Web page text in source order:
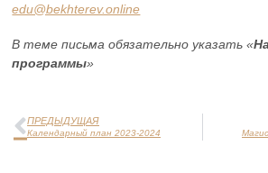
edu@bekhterev.online
В теме письма обязательно указать «
программы»
ПРЕДЫДУЩАЯ
Календарный план 2023-2024